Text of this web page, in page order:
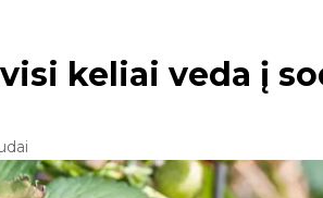
keliai veda į